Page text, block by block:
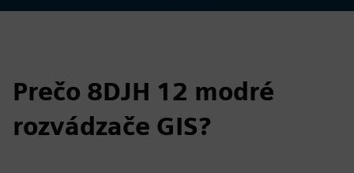
Prečo 8DJH 12 modré
rozvádzače GIS?